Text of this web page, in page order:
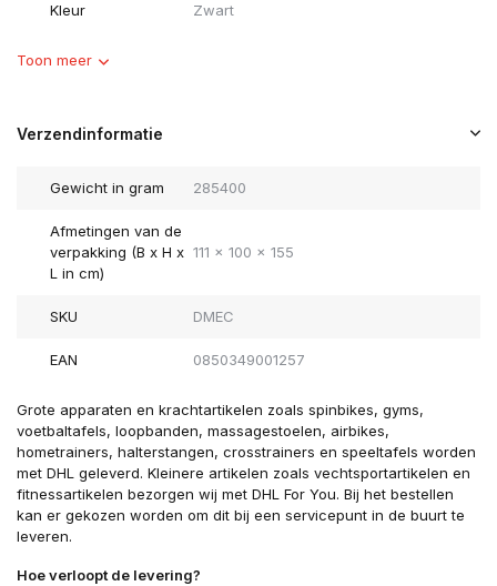
Kleur Zwart
Toon meer
Verzendinformatie
Gewicht in gram 285400
Afmetingen van de
verpakking (B x H x
L in cm)
111 x 100 x 155
SKU DMEC
EAN 0850349001257
Grote apparaten en krachtartikelen zoals spinbikes, gyms,
voetbaltafels, loopbanden, massagestoelen, airbikes,
hometrainers, halterstangen, crosstrainers en speeltafels worden
met DHL geleverd. Kleinere artikelen zoals vechtsportartikelen en
fitnessartikelen bezorgen wij met DHL For You. Bij het bestellen
kan er gekozen worden om dit bij een servicepunt in de buurt te
leveren.
Hoe verloopt de levering?